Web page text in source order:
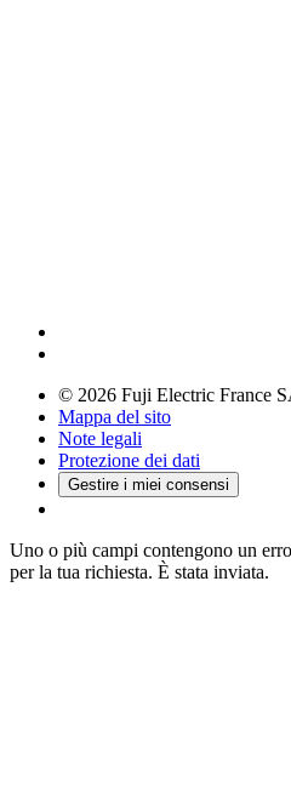
© 2026 Fuji Electric France
Mappa del sito
Note legali
Protezione dei dati
Gestire i miei consensi
Uno o più campi contengono un
per la tua richiesta. È stata inviata.